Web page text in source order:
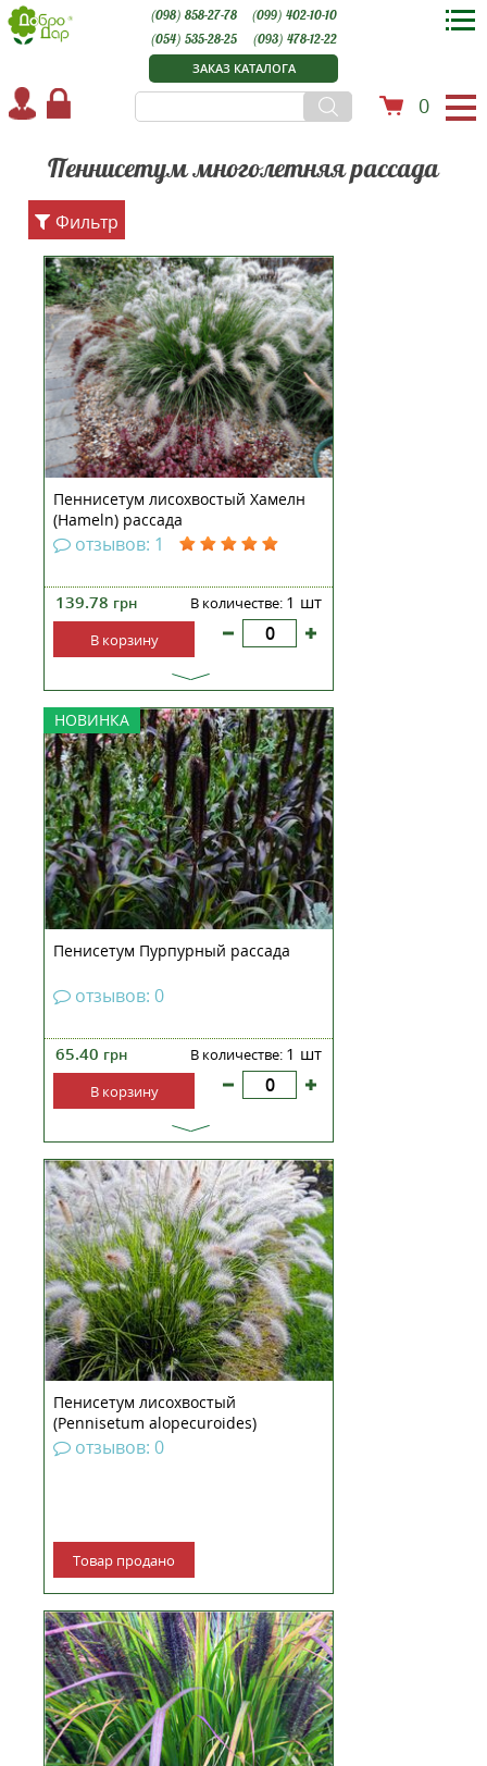
ЗАКАЗ КАТАЛОГА
0
(098) 858-27-78
(099) 402-10-10
(054) 535-28-25
(093) 478-12-22
Пеннисетум многолетняя рассада
Пеннисетум лисохвостый
Хамельн — пышный многолетник
семейства Злаковых. Красивый
обитатель тропических и
субтропических зон Африки и
Евразии, известен также под
именем Перистощетинник.
Относится к декоративным
злакам, получи...
Пеннисетум лисохвостый Хамелн
(Hameln) рассада
отзывов: 1
139.78 грн В количестве: 1 шт
В корзину
НОВИНКА
Pennisetum glaucum 'Purple' –
является декоративной
разновидностью вида
Pennisetum glaucum (перчатое
просо). Классификация: Царство:
Растения (Plantae) Отдел:
Покрытосеменные
(Magnoliophyta) Класс:
Однодольные (Liliopsid...
Пенисетум Пурпурный рассада
отзывов: 0
65.40 грн В количестве: 1 шт
В корзину
Пеннисетум лисохвостный —
пышный многолетник семейства
Злаковых. Красивый обитатель
тропических и субтропических
зон Африки и Евразии, известен
также под именем
Перистощетинник. Относится к
декоративным злакам,
получившим на...
Пенисетум лисохвостый
(Pennisetum alopecuroides)
рассада
отзывов: 0
Товар продано
Пеннисетум лисохвостный Блэк
бьюти — пышный многолетник
семейства Злаковых. Красивый
обитатель тропических и
субтропических зон Африки и
Евразии, известен также под
именем Перистощетинник.
Относится к декоративным
Фильтр